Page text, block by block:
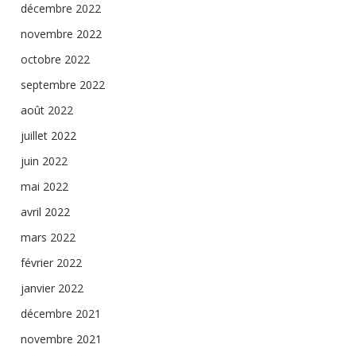
décembre 2022
novembre 2022
octobre 2022
septembre 2022
août 2022
juillet 2022
juin 2022
mai 2022
avril 2022
mars 2022
février 2022
janvier 2022
décembre 2021
novembre 2021